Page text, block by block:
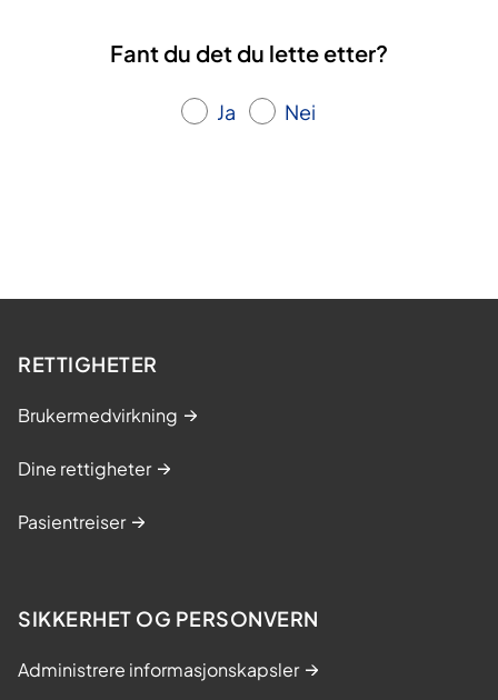
Fant du det du lette etter?
Ja Nei
RETTIGHETER
Brukermedvirkning
Dine rettigheter
Pasientreiser
SIKKERHET OG PERSONVERN
Administrere informasjonskapsler